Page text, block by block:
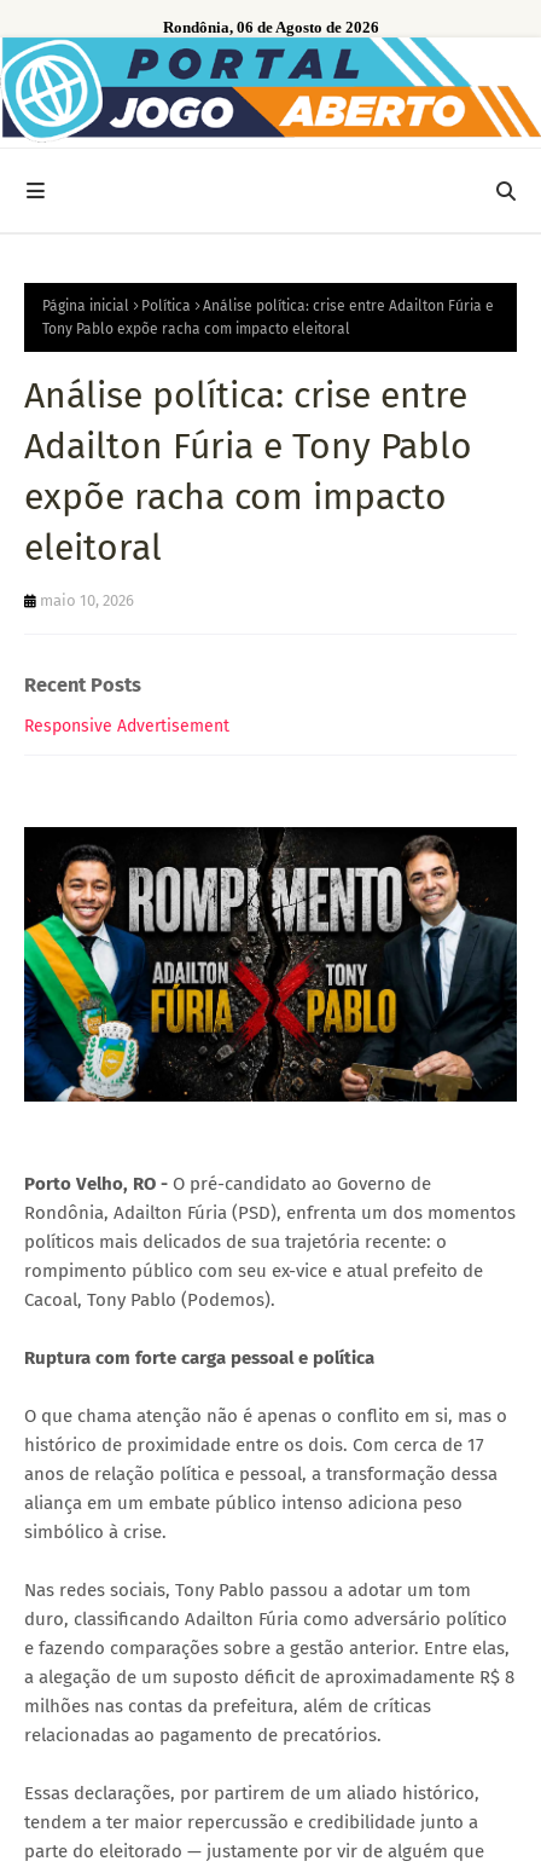
Rondônia, 06 de Agosto de 2026
Página inicial Política
Análise política: crise entre Adailton Fúria e
Tony Pablo expõe racha com impacto eleitoral
Análise política: crise entre
Adailton Fúria e Tony Pablo
expõe racha com impacto
eleitoral
maio 10, 2026
Recent Posts
Responsive Advertisement
Porto Velho, RO - O pré-candidato ao Governo de
Rondônia, Adailton Fúria (PSD), enfrenta um dos momentos
políticos mais delicados de sua trajetória recente: o
rompimento público com seu ex-vice e atual prefeito de
Cacoal, Tony Pablo (Podemos).
Ruptura com forte carga pessoal e política
O que chama atenção não é apenas o conflito em si, mas o
histórico de proximidade entre os dois. Com cerca de 17
anos de relação política e pessoal, a transformação dessa
aliança em um embate público intenso adiciona peso
simbólico à crise.
Nas redes sociais, Tony Pablo passou a adotar um tom
duro, classificando Adailton Fúria como adversário político
e fazendo comparações sobre a gestão anterior. Entre elas,
a alegação de um suposto déficit de aproximadamente R$ 8
milhões nas contas da prefeitura, além de críticas
relacionadas ao pagamento de precatórios.
Essas declarações, por partirem de um aliado histórico,
tendem a ter maior repercussão e credibilidade junto a
parte do eleitorado — justamente por vir de alguém que